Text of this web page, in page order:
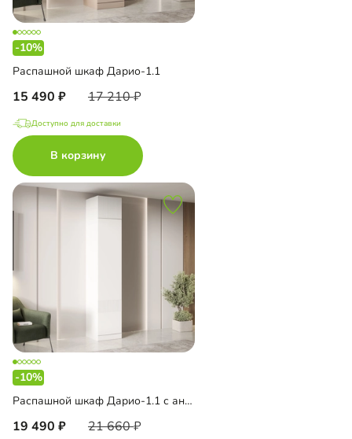
-10%
Распашной шкаф Дарио-1.1
15 490 17 210
Доступно для доставки
В корзину
-10%
Распашной шкаф Дарио-1.1 с антресолью
19 490 21 660